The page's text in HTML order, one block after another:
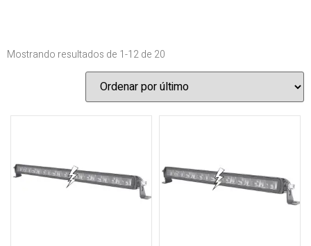
Mostrando resultados de 1-12 de 20